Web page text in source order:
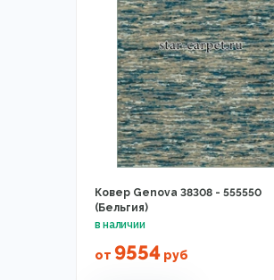
Ковер Genova 38308 - 555550
(Бельгия)
от 9554руб